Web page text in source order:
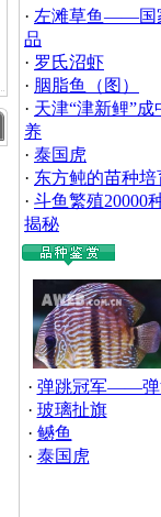
· 左滩草鱼——国
品
· 罗氏沼虾
· 胭脂鱼（图）
· 天津“津新鲤”成
养
· 泰国虎
· 东方鲀的苗种培
· 斗鱼繁殖20000
揭秘
· 弹跳冠军——弹
· 玻璃扯旗
· 鳡鱼
· 泰国虎